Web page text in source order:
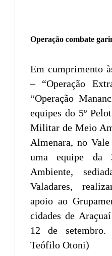
Operação combate
Em cumprimento
– “Operação
“Operação
equipes do 5º
Militar de Meio
Almenara, no
uma equipe
Ambiente,
Valadares,
apoio ao
cidades de
12 de
Teófilo Otoni)